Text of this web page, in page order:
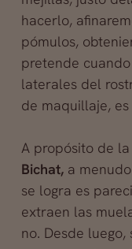
hacerlo,
pómulos,
pretende
laterales del
de maquillaje,
A propósito de la
Bichat,a
se logra es
extraen las
no. Desde